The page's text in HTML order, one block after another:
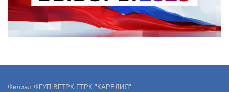
Филиал ФГУП ВГТРК ГТРК "КАРЕЛИЯ"